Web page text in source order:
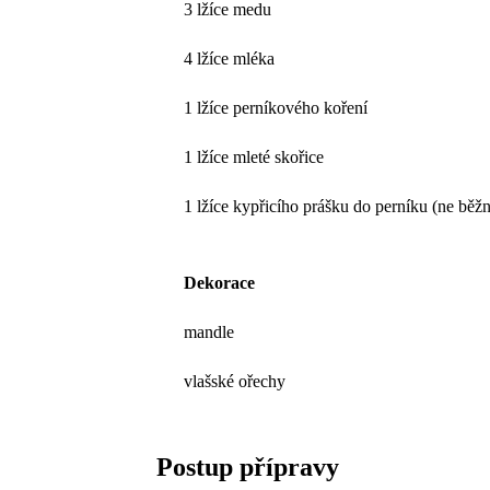
3 lžíce medu
4 lžíce mléka
1 lžíce perníkového koření
1 lžíce mleté skořice
1 lžíce kypřicího prášku do perníku (ne
Dekorace
mandle
vlašské ořechy
Postup přípravy